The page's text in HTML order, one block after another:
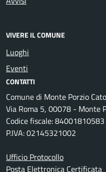
VIVERE IL COMUNE
Luoghi
Eventi
CONTATTI
Comune di Monte Porzio
Via Roma 5, 00078 - Monte
Codice fiscale: 84001810583
P.IVA: 02145321002
Ufficio Protocollo
Posta Elettronica Certificata